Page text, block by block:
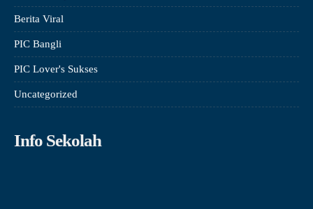
Berita Viral
PIC Bangli
PIC Lover's Sukses
Uncategorized
Info Sekolah